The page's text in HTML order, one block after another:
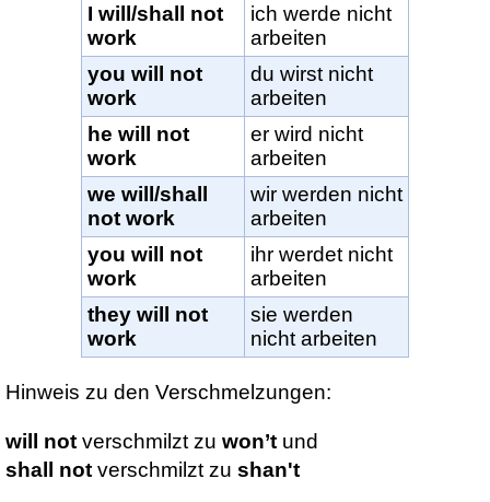
I will/shall not
work
ich werde nicht
arbeiten
you will not
work
du wirst nicht
arbeiten
he will not
work
er wird nicht
arbeiten
we will/shall
not work
wir werden nicht
arbeiten
you will not
work
ihr werdet nicht
arbeiten
they will not
work
sie werden
nicht arbeiten
Hinweis zu den Verschmelzungen:
will not verschmilzt zu won’t und
shall not verschmilzt zu shan't